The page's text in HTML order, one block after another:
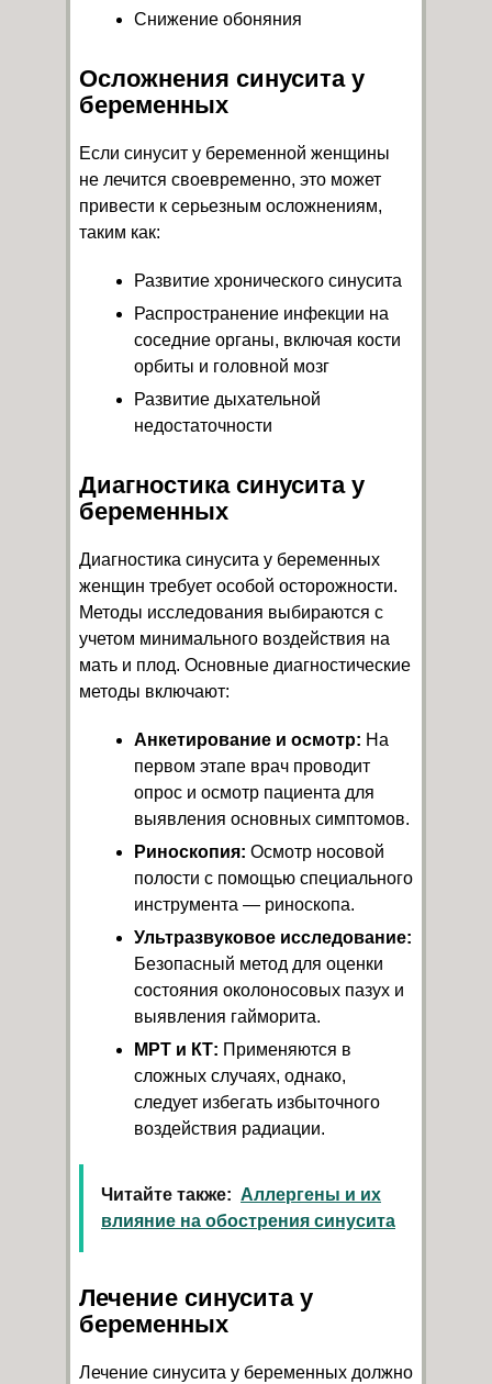
Снижение обоняния
Осложнения синусита у
беременных
Если синусит у беременной женщины
не лечится своевременно, это может
привести к серьезным осложнениям,
таким как:
Развитие хронического синусита
Распространение инфекции на
соседние органы, включая кости
орбиты и головной мозг
Развитие дыхательной
недостаточности
Диагностика синусита у
беременных
Диагностика синусита у беременных
женщин требует особой осторожности.
Методы исследования выбираются с
учетом минимального воздействия на
мать и плод. Основные диагностические
методы включают:
Анкетирование и осмотр: На
первом этапе врач проводит
опрос и осмотр пациента для
выявления основных симптомов.
Риноскопия: Осмотр носовой
полости с помощью специального
инструмента — риноскопа.
Ультразвуковое исследование:
Безопасный метод для оценки
состояния околоносовых пазух и
выявления гайморита.
МРТ и КТ: Применяются в
сложных случаях, однако,
следует избегать избыточного
воздействия радиации.
Читайте также: Аллергены и их
влияние на обострения синусита
Лечение синусита у
беременных
Лечение синусита у беременных должно